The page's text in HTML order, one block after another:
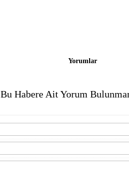
Yorumlar
Bu Habere Ait Yorum